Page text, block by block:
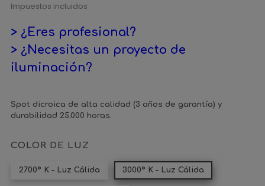
Impuestos incluidos
> ¿Eres profesional?
> ¿Necesitas un proyecto de
iluminación?
Spot dicroica de alta calidad (3 años de garantía) y
durabilidad 25.000 horas.
COLOR DE LUZ
2700º K - Luz Cálida 3000º K - Luz Cálida